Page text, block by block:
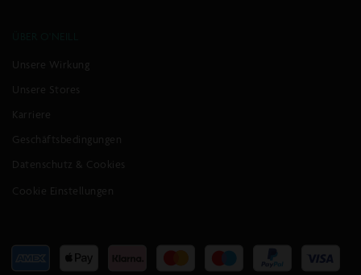
Unsere Wirkung
Unsere Stores
Karriere
Geschäftsbedingungen
Datenschutz & Cookies
Cookie Einstellungen
Zahlungsarten